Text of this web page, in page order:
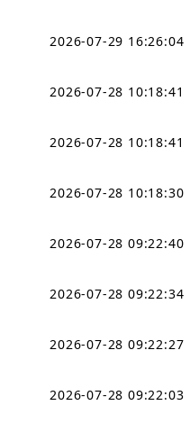
2026-07-29 16:26:04
2026-07-28 10:18:41
2026-07-28 10:18:41
2026-07-28 10:18:30
2026-07-28 09:22:40
2026-07-28 09:22:34
2026-07-28 09:22:27
2026-07-28 09:22:03